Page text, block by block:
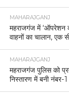
MAHARAJGANJ
महराजगंज में ‘ऑपरेशन
वाहनों का चालान, एक
MAHARAJGANJ
महराजगंज पुलिस को
निस्तारण में बनी नंबर-1